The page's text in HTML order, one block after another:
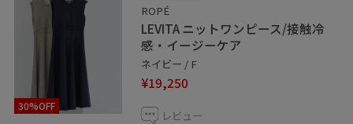
※靴は私物になります。
※店頭及び屋外での撮影画像は、光の当たり具合で色味
が異なって見える場合がございます。商品の色味はスタ
ジオ撮影の画像をご参照下さい。
30%OFF
ROPÉ
LEVITA ニットワンピース/接触冷
感・イージーケア
ネイビー / F
¥19,250
レビュー